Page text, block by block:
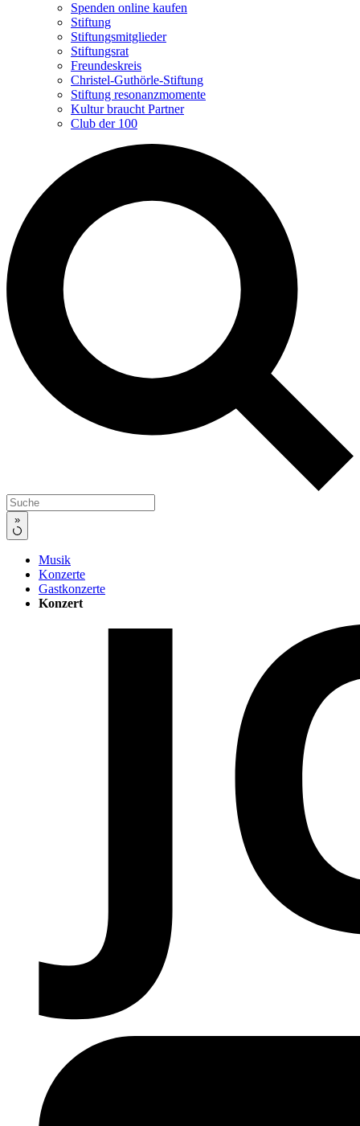
Spenden online kaufen
Stiftung
Stiftungsmitglieder
Stiftungsrat
Freundeskreis
Christel-Guthörle-Stiftung
Stiftung resonanzmomente
Kultur braucht Partner
Club der 100
»
Musik
Konzerte
Gastkonzerte
Konzert